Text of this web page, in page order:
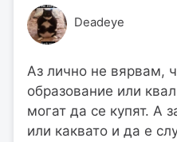
Deadeye
Аз лично не вярвам,
образование или
могат да се купят. А
или каквато и да е